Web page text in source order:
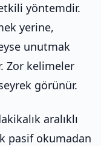
yöntemdir.
yerine,
unutmak
Zor kelimeler
görünür.
aralıklı
pasif okumadan